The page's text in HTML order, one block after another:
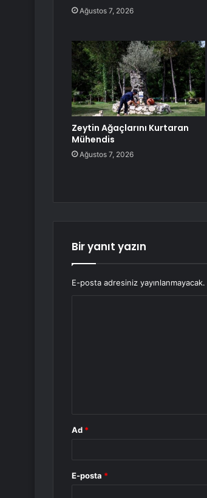
Ağustos 7, 2026
Zeytin Ağaçlarını Kurtaran
Mühendis
Ağustos 7, 2026
Bir yanıt yazın
E-posta adresiniz yayınlanmayacak.
Ad *
E-posta *